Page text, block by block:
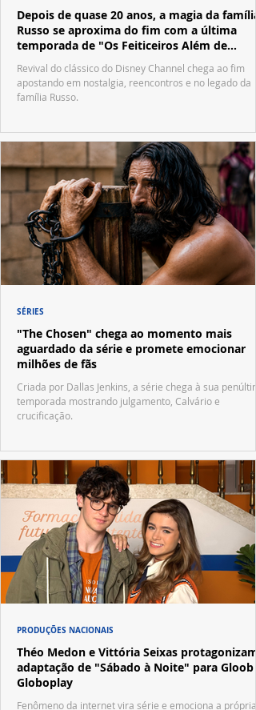
Depois de quase 20 anos, a magia da família
Russo se aproxima do fim com a última
temporada de "Os Feiticeiros Além de
Waverly Place"
Revival do clássico do Disney Channel chega ao fim
apostando em nostalgia, reencontros e no legado da
família Russo.
"The Chosen" chega ao momento mais
aguardado da série e promete emocionar
milhões de fãs
Criada por Dallas Jenkins, a série chega à sua
temporada mostrando julgamento, Calvário e
crucificação.
SÉRIES
Théo Medon e Vittória Seixas protagonizam
adaptação de "Sábado à Noite" para Gloob e
Globoplay
Fenômeno da internet vira série e emociona a própria
PRODUÇÕES NACIONAIS